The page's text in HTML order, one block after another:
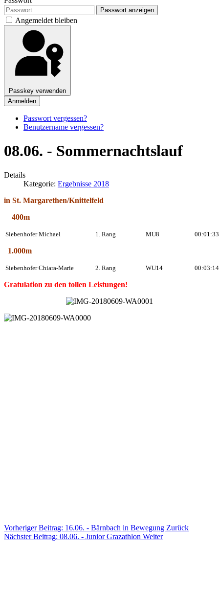
Passwort anzeigen
Angemeldet bleiben
Passkey verwenden
Anmelden
Passwort vergessen?
Benutzername vergessen?
08.06. - Sommernachtslauf
Details
Kategorie: Ergebnisse 2018
in St. Margarethen/Knittelfeld
400m
Siebenhofer Michael 1. Rang MU8
1.000m
Siebenhofer Chiara-Marie 2. Rang WU14
Gratulation zu den tollen Leistungen!
Vorheriger Beitrag: 16.06. - Bärnbach in Bewegung Zurück
Nächster Beitrag: 08.06. - Junior Grazathlon Weiter